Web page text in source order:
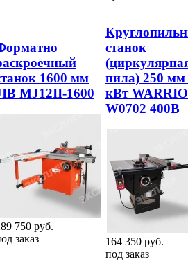
1600 мм
MJ12II-1600
750 руб.
заказ
станок
пила) 250 мм
кВт
W0702 400В
164 350 руб.
под заказ